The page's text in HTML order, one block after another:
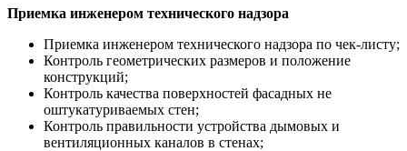
Приемка инженером технического надзора
Приемка инженером технического надзора по чек-листу;
Контроль геометрических размеров и положение
конструкций;
Контроль качества поверхностей фасадных не
оштукатуриваемых стен;
Контроль правильности устройства дымовых и
вентиляционных каналов в стенах;